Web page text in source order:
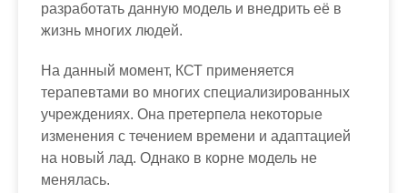
разработать данную модель и внедрить её в
жизнь многих людей.
На данный момент, КСТ применяется
терапевтами во многих специализированных
учреждениях. Она претерпела некоторые
изменения с течением времени и адаптацией
на новый лад. Однако в корне модель не
менялась.